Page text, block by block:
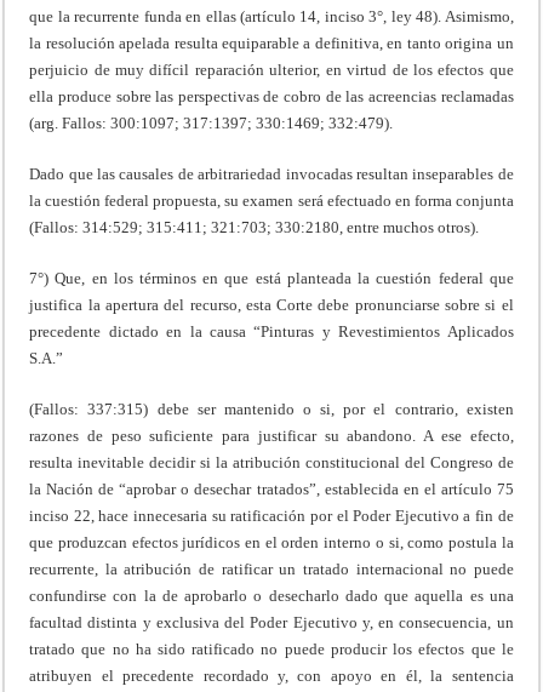
que la recurrente funda en ellas (artículo 14, inciso 3°, ley 48). Asimismo,
la resolución apelada resulta equiparable a definitiva, en tanto origina un
perjuicio de muy difícil reparación ulterior, en virtud de los efectos que
ella produce sobre las perspectivas de cobro de las acreencias reclamadas
(arg. Fallos: 300:1097; 317:1397; 330:1469; 332:479).
Dado que las causales de arbitrariedad invocadas resultan inseparables de
la cuestión federal propuesta, su examen será efectuado en forma conjunta
(Fallos: 314:529; 315:411; 321:703; 330:2180, entre muchos otros).
7°) Que, en los términos en que está planteada la cuestión federal que
justifica la apertura del recurso, esta Corte debe pronunciarse sobre si el
precedente dictado en la causa “Pinturas y Revestimientos Aplicados
S.A.”
(Fallos: 337:315) debe ser mantenido o si, por el contrario, existen
razones de peso suficiente para justificar su abandono. A ese efecto,
resulta inevitable decidir si la atribución constitucional del Congreso de
la Nación de “aprobar o desechar tratados”, establecida en el artículo 75
inciso 22, hace innecesaria su ratificación por el Poder Ejecutivo a fin de
que produzcan efectos jurídicos en el orden interno o si, como postula la
recurrente, la atribución de ratificar un tratado internacional no puede
confundirse con la de aprobarlo o desecharlo dado que aquella es una
facultad distinta y exclusiva del Poder Ejecutivo y, en consecuencia, un
tratado que no ha sido ratificado no puede producir los efectos que le
atribuyen el precedente recordado y, con apoyo en él, la sentencia